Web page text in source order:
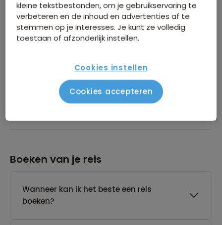
Heeft Sawadee de beschikking over een
24-uurs noodservice?
Tot wanneer kan Sawadee een reis
annuleren die nog geen gegarandeerd
vertrek heeft?
Boeken van je reis
Wanneer kan ik het beste een reis
boeken?
kleine tekstbestanden, om je gebruikservaring te
verbeteren en de inhoud en advertenties af te
stemmen op je interesses. Je kunt ze volledig
toestaan of afzonderlijk instellen.
Cookies instellen
Cookies accepteren